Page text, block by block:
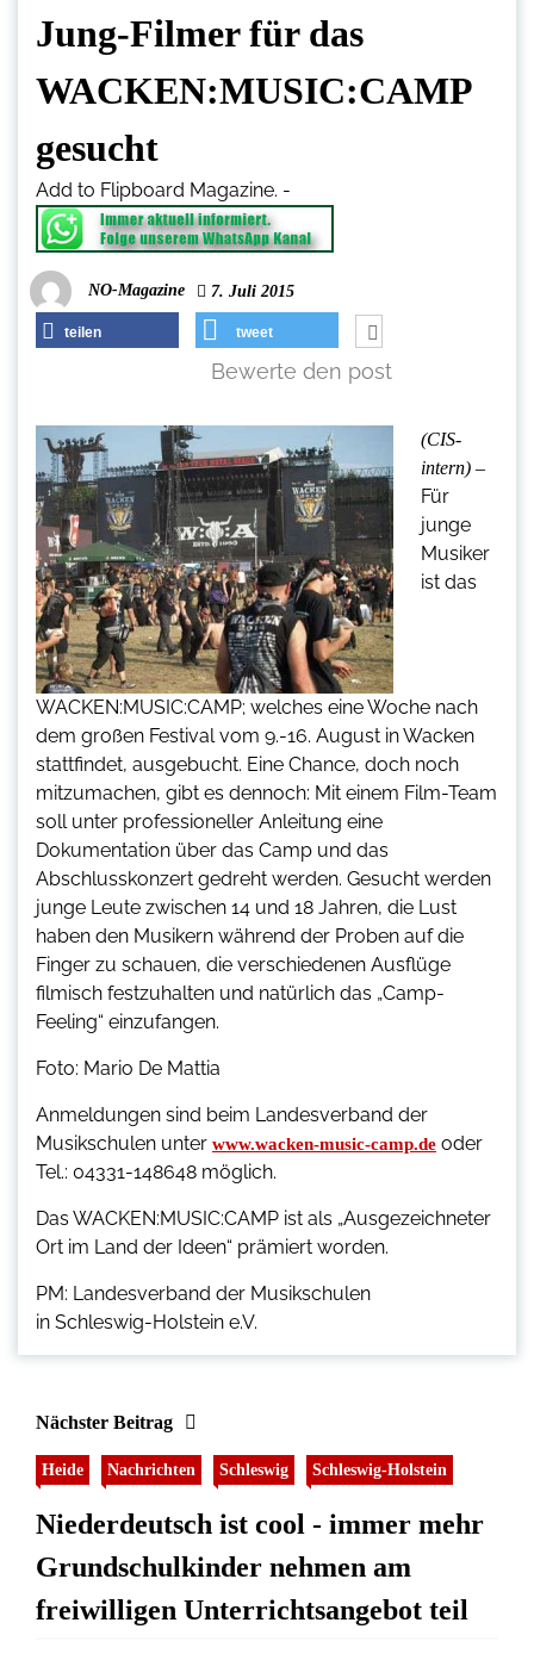
Jung-Filmer für das
WACKEN:MUSIC:CAMP
gesucht
Add to Flipboard Magazine. -
NO-Magazine 7. Juli 2015
teilen tweet
Bewerte den post
(CIS-
intern) –
Für
junge
Musiker
ist das
WACKEN:MUSIC:CAMP; welches eine Woche nach
dem großen Festival vom 9.-16. August in Wacken
stattfindet, ausgebucht. Eine Chance, doch noch
mitzumachen, gibt es dennoch: Mit einem Film-Team
soll unter professioneller Anleitung eine
Dokumentation über das Camp und das
Abschlusskonzert gedreht werden. Gesucht werden
junge Leute zwischen 14 und 18 Jahren, die Lust
haben den Musikern während der Proben auf die
Finger zu schauen, die verschiedenen Ausflüge
filmisch festzuhalten und natürlich das „Camp-
Feeling“ einzufangen.
Foto: Mario De Mattia
Anmeldungen sind beim Landesverband der
Musikschulen unter www.wacken-music-camp.de oder
Tel.: 04331-148648 möglich.
Das WACKEN:MUSIC:CAMP ist als „Ausgezeichneter
Ort im Land der Ideen“ prämiert worden.
PM: Landesverband der Musikschulen
in Schleswig-Holstein e.V.
Nächster Beitrag
Heide Nachrichten Schleswig Schleswig-Holstein
Niederdeutsch ist cool - immer mehr
Grundschulkinder nehmen am
freiwilligen Unterrichtsangebot teil